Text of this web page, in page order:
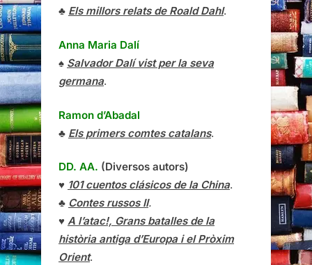
♣ Els millors relats de Roald Dahl.
Anna Maria Dalí
♠ Salvador Dalí vist per la seva
germana.
Ramon d’Abadal
♣ Els primers comtes catalans.
DD. AA. (Diversos autors)
♥ 101 cuentos clásicos de la China.
♣ Contes russos II.
♥ A l’atac!, Grans batalles de la
història antiga d’Europa i el Pròxim
Orient.